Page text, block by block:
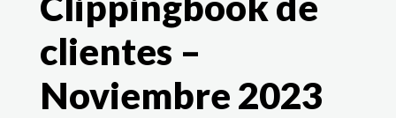
clientes –
Noviembre 2023